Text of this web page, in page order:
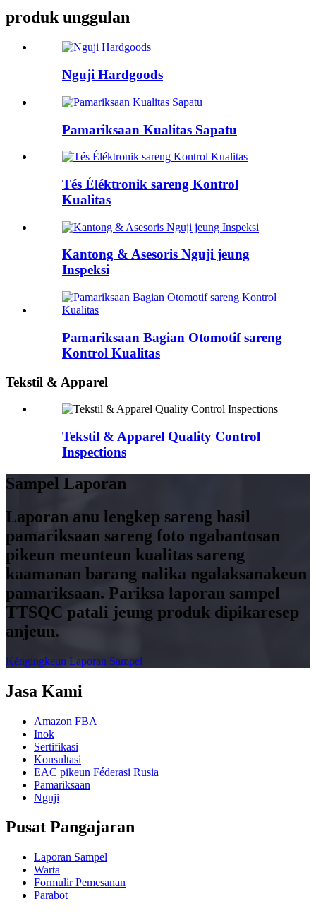
produk unggulan
Nguji Hardgoods
Pamariksaan Kualitas Sapatu
Tés Éléktronik sareng Kontrol
Kualitas
Kantong & Asesoris Nguji jeung
Inspeksi
Pamariksaan Bagian Otomotif sareng
Kontrol Kualitas
Tekstil & Apparel
Tekstil & Apparel Quality Control
Inspections
Sampel Laporan
Laporan anu lengkep sareng hasil
pamariksaan sareng foto ngabantosan
pikeun meunteun kualitas sareng
kaamanan barang nalika ngalaksanakeun
pamariksaan. Pariksa laporan sampel
TTSQC patali jeung produk dipikaresep
anjeun.
Kéngingkeun Laporan Sampel
Jasa Kami
Amazon FBA
Inok
Sertifikasi
Konsultasi
EAC pikeun Féderasi Rusia
Pamariksaan
Nguji
Pusat Pangajaran
Laporan Sampel
Warta
Formulir Pemesanan
Parabot